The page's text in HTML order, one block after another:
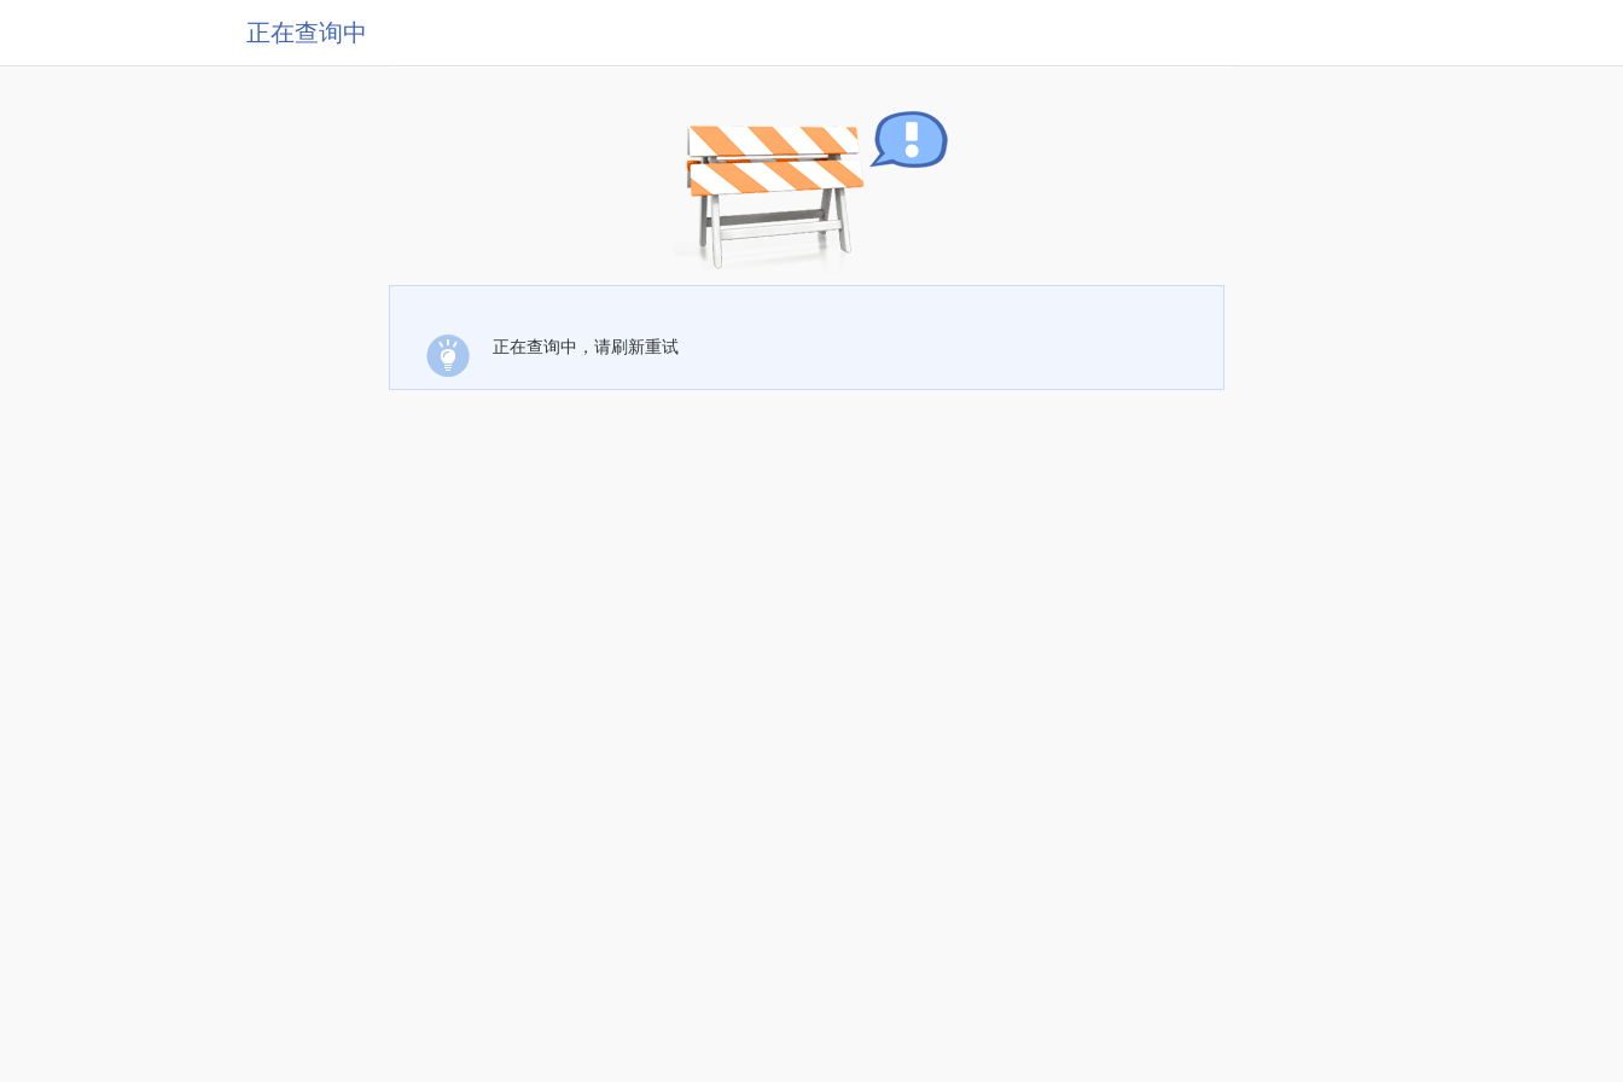
正在查询中
正在查询中，请刷新重试